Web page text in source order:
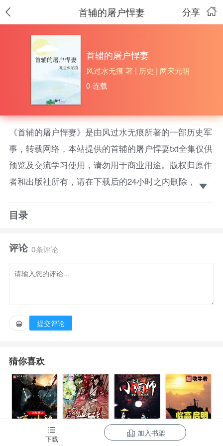
分享
首辅的屠户悍妻
首辅的屠户悍妻
风过水无痕 著 | 历史 |两宋元明
0·连载
《首辅的屠户悍妻》是由风过水无痕所著的一部历史军
事，转载网络，本站提供的首辅的屠户悍妻txt全集仅供
预览及交流学习使用，请勿用于商业用途。版权归原作
者和出版社所有，请在下载后的24小时之内删除，如果
收藏~】
姜椿写了个美强惨角色一炮而红，好不容易就要发家
致富，却不想意外来临一命呜呼。
坏消息是她穿进了自己写的小说里，成为美强惨男配
最后因为红杏出墙被浸猪笼死翘翘。
姜椿：“……”要不要这么玩我？！
好在对自己写的剧情滚瓜烂熟，再多出一个签到金手
目录
评论 0条评论
😀 提交评论
猜你喜欢
三国纵横之凉 临高启明
下载
加入书架